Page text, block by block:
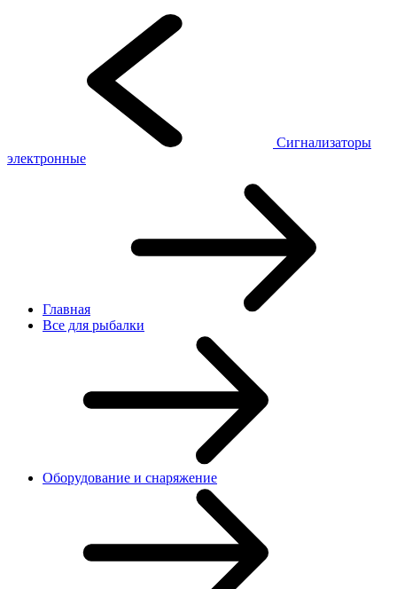
Сигнализаторы
электронные
Главная
Все для рыбалки
Оборудование и снаряжение